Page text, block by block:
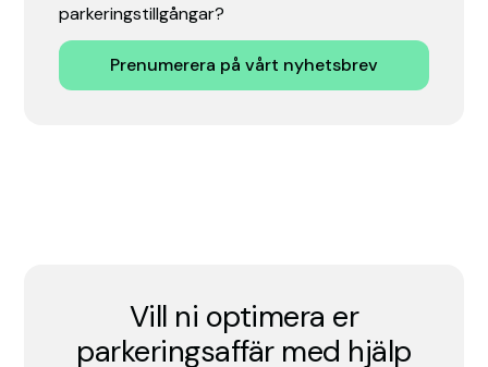
parkeringstillgångar?
Prenumerera på vårt nyhetsbrev
Vill ni optimera er
parkeringsaffär med hjälp